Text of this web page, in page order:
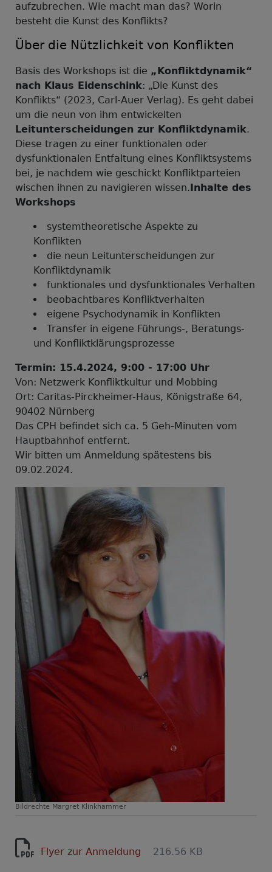
Bildrechte Margret Klinkhammer
aufzubrechen. Wie macht man das? Worin
besteht die Kunst des Konflikts?
Über die Nützlichkeit von Konflikten
Basis des Workshops ist die „Konfliktdynamik“
nach Klaus Eidenschink: „Die Kunst des
Konflikts“ (2023, Carl-Auer Verlag). Es geht dabei
um die neun von ihm entwickelten
Leitunterscheidungen zur Konfliktdynamik.
Diese tragen zu einer funktionalen oder
dysfunktionalen Entfaltung eines Konfliktsystems
bei, je nachdem wie geschickt Konfliktparteien
wischen ihnen zu navigieren wissen.Inhalte des
Workshops
systemtheoretische Aspekte zu
die neun Leitunterscheidungen zur
Konfliktdynamik
funktionales und dysfunktionales Verhalten
beobachtbares Konfliktverhalten
eigene Psychodynamik in Konflikten
Transfer in eigene Führungs-, Beratungs-
und Konfliktklärungsprozesse
Termin: 15.4.2024, 9:00 - 17:00 Uhr
Von: Netzwerk Konfliktkultur und Mobbing
Ort: Caritas-Pirckheimer-Haus, Königstraße 64,
90402 Nürnberg
Das CPH befindet sich ca. 5 Geh-Minuten vom
Hauptbahnhof entfernt.
Wir bitten um Anmeldung spätestens bis
09.02.2024.
Flyer zur Anmeldung 216.56 KB